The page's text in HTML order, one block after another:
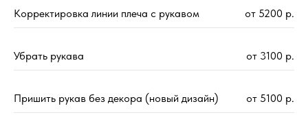
Корректировка линии плеча с рукавом от 5200 р.
Убрать рукава от 3100 р.
Пришить рукав без декора (новый дизайн) от 5100 р.